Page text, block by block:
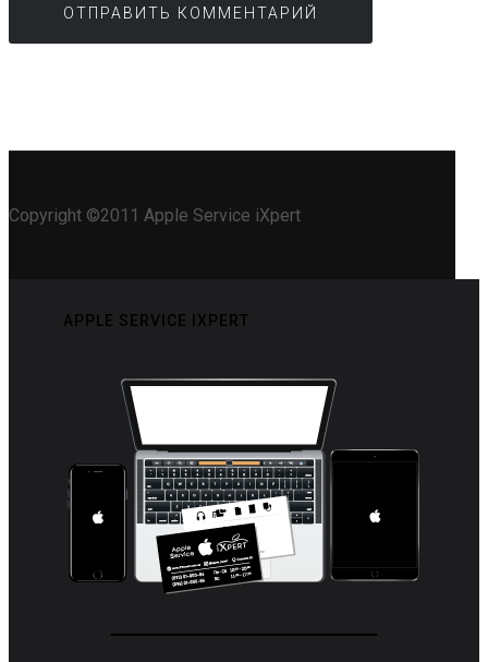
Copyright ©2011 Apple Service iXpert
APPLE SERVICE IXPERT